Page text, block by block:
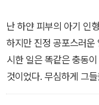
와 무시하는 어른, 자체
세상에 어린 나이라는
난 하얀 피부의 아기 인
하지만 진정 공포스러운
시한 일은 똑같은 충동
것이었다. 무심하게 그
심함이 흔들린다면 오직